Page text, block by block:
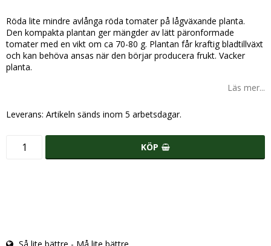
Lägg till i favoritlistan
Röda lite mindre avlånga röda tomater på lågväxande planta.
Den kompakta plantan ger mängder av lätt päronformade
tomater med en vikt om ca 70-80 g. Plantan får kraftig bladtillväxt
och kan behöva ansas när den börjar producera frukt. Vacker
planta.
Läs mer...
Leverans: Artikeln sänds inom 5 arbetsdagar.
KÖP